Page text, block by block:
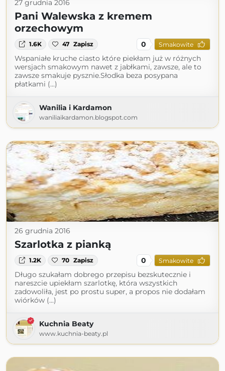
27 grudnia 2016
Pani Walewska z kremem
orzechowym
1.6K 47 Zapisz 0 Smakowite
Wspaniałe kruche ciasto które piekłam już w różnych
wersjach smakowym nawet z jabłkami, zawsze, ale to
zawsze smakuje pysznie.Słodka beza posypana
płatkami (...)
Wanilia i Kardamon
waniliaikardamon.blogspot.com
26 grudnia 2016
Szarlotka z pianką
1.2K 70 Zapisz 0 Smakowite
Długo szukałam dobrego przepisu bezskutecznie i
nareszcie upiekłam szarlotkę, która wszystkich
zadowoliła, jest po prostu super, a propos nie dodałam
wiórków (...)
Kuchnia Beaty
www.kuchnia-beaty.pl